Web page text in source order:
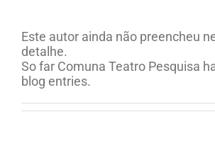
Este autor ainda não preencheu
detalhe.
So far Comuna Teatro Pesquisa
blog entries.